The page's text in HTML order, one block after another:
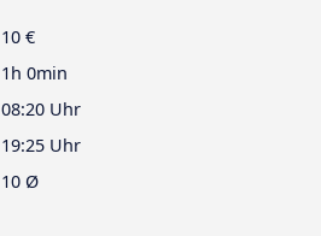
10 €
1h 0min
08:20 Uhr
19:25 Uhr
10 Ø